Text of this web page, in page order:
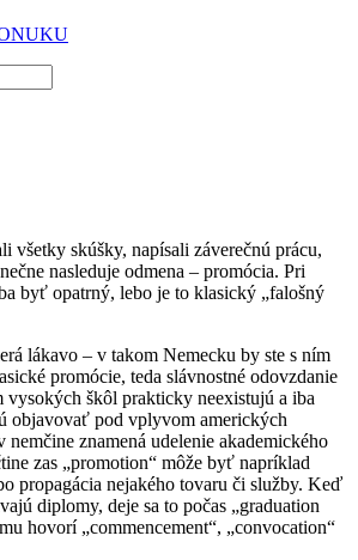
všetky skúšky, napísali záverečnú prácu,
nasleduje odmena – promócia. Pri
byť opatrný, lebo je to klasický „falošný
lákavo – v takom Nemecku by ste s ním
promócie, teda slávnostné odovzdanie
vysokých škôl prakticky neexistujú a iba
objavovať pod vplyvom amerických
znamená udelenie akademického
zas „promotion“ môže byť napríklad
propagácia nejakého tovaru či služby. Keď
diplomy, deje sa to počas „graduation
hovorí „commencement“, „convocation“